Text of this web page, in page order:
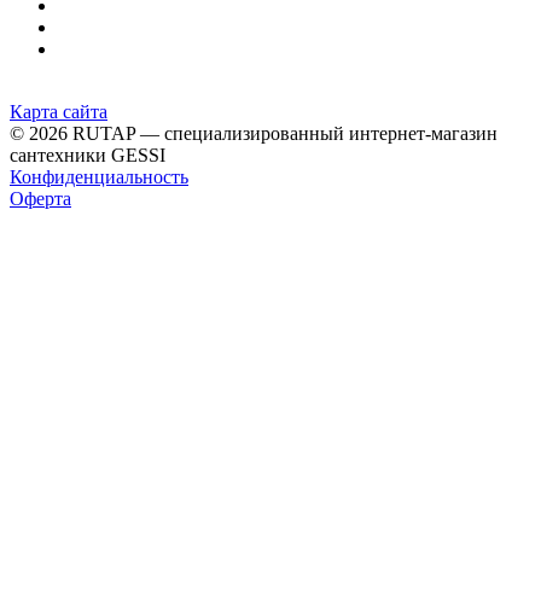
Карта сайта
© 2026 RUTAP — специализированный интернет-магазин
сантехники GESSI
Конфиденциальность
Оферта